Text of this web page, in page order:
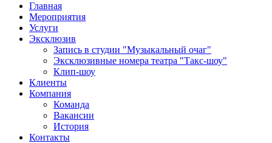
Главная
Мероприятия
Услуги
Эксклюзив
Запись в студии "Музыкальный очаг"
Эксклюзивные номера театра "Такс-шоу"
Клип-шоу
Клиенты
Компания
Команда
Вакансии
История
Контакты